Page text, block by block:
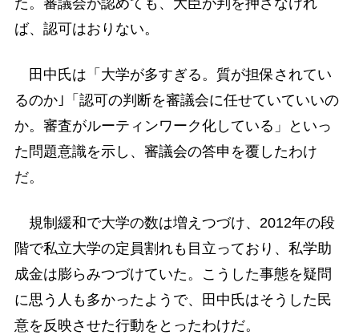
た。審議会が認めても、大臣が判を押さなけれ
ば、認可はおりない。
田中氏は「大学が多すぎる。質が担保されてい
るのか｣「認可の判断を審議会に任せていていいの
か。審査がルーティンワーク化している」といっ
た問題意識を示し、審議会の答申を覆したわけ
だ。
規制緩和で大学の数は増えつづけ、2012年の段
階で私立大学の定員割れも目立っており、私学助
成金は膨らみつづけていた。こうした事態を疑問
に思う人も多かったようで、田中氏はそうした民
意を反映させた行動をとったわけだ。